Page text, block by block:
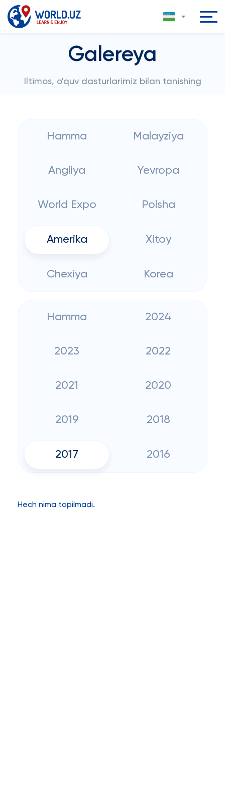
Galereya
Iltimos, o'quv dasturlarimiz bilan tanishing
Hamma Malayziya
Angliya Yevropa
World Expo Polsha
Amerika Xitoy
Chexiya Korea
Hamma 2024
2023 2022
2021 2020
2019 2018
2017 2016
Hech nima topilmadi.